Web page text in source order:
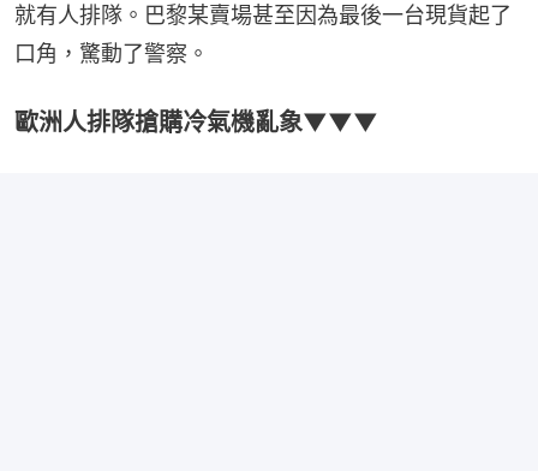
就有人排隊。巴黎某賣場甚至因為最後一台現貨起了
口角，驚動了警察。
歐洲人排隊搶購冷氣機亂象▼▼▼